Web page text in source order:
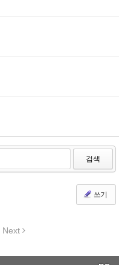
검색
쓰기
Next